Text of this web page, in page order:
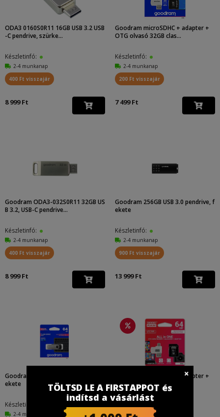
ODA3 0160S0R11 16GB USB 3.2 USB
-C pendrive, szürke...
Készletinfó:
2-4 munkanap
400 Ft visszajár
8 999 Ft
Goodram microSDHC + adapter +
OTG olvasó 32GB clas...
Készletinfó:
2-4 munkanap
200 Ft visszajár
7 499 Ft
Goodram ODA3-032S0R11 32GB US
B 3.2, USB-C pendrive...
Készletinfó:
2-4 munkanap
400 Ft visszajár
8 999 Ft
Goodram 256GB USB 3.0 pendrive, f
ekete
Készletinfó:
2-4 munkanap
900 Ft visszajár
13 999 Ft
Goodram 128GB USB 3.0 pendrive, F
ekete
Készletinfó:
2-4 munkanap
Goodram microSDHC + adapter +
OTG olvasó 64GB clas...
2-4 munkanap
TÖLTSD LE A FIRSTAPPOT és
indítsd a vásárlást